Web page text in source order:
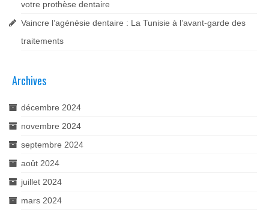
votre prothèse dentaire
Vaincre l’agénésie dentaire : La Tunisie à l’avant-garde des
traitements
Archives
décembre 2024
novembre 2024
septembre 2024
août 2024
juillet 2024
mars 2024